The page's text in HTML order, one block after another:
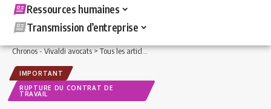
Ressources humaines
Transmission d’entreprise
Chronos - Vivaldi avocats>Tous les articles >Ressources humaines>Rupture
IMPORTANT
RUPTURE DU CONTRAT DE
TRAVAIL